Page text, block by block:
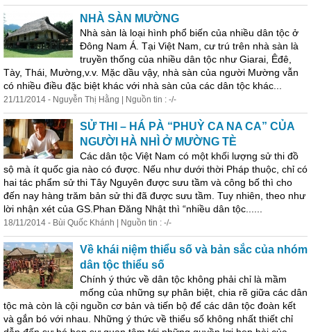
NHÀ SÀN MƯỜNG
Nhà sàn là loại hình phổ biến của nhiều dân tộc ở
Đông Nam Á. Tại Việt Nam, cư trú trên nhà sàn là
truyền thống của nhiều dân tộc như Giarai, Êđê,
Tày, Thái, Mường,v.v. Mặc dầu vậy, nhà sàn của người Mường vẫn
có nhiều điều đặc biệt khác với nhà sàn của các dân tộc khác...
21/11/2014 - Nguyễn Thị Hằng | Nguồn tin : -/-
SỬ THI – HÁ PÀ “PHUỲ CA NA CA” CỦA
NGƯỜI HÀ NHÌ Ở MƯỜNG TÈ
Các dân tộc Việt Nam có một khối lượng sử thi đồ
sộ mà ít quốc gia nào có được. Nếu như dưới thời Pháp thuộc, chỉ có
hai tác phẩm sử thi Tây Nguyên được sưu tầm và công bố thì cho
đến nay hàng trăm bản sử thi đã được sưu tầm. Tuy nhiên, theo như
lời nhận xét của GS.Phan Đăng Nhật thì “nhiều dân tộc......
18/11/2014 - Bùi Quốc Khánh | Nguồn tin : -/-
Về khái niệm thiểu số và bản sắc của nhóm
dân tộc thiểu số
Chính ý thức về dân tộc không phải chỉ là mầm
mống của những sự phân biệt, chia rẽ giữa các dân
tộc mà còn là cội nguồn cơ bản và tiến bộ để các dân tộc đoàn kết
và gắn bó với nhau. Những ý thức về thiểu số không nhất thiết chỉ